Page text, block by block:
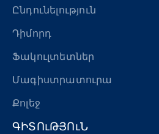
Ընդունելություն
Դիմորդ
Ֆակուլտետներ
Մագիստրատուրա
Քոլեջ
ԳԻՏՈւԹՅՈւՆ